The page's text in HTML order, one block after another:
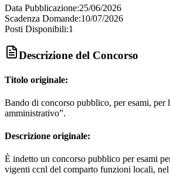
Data Pubblicazione:25/06/2026
Scadenza Domande:10/07/2026
Posti Disponibili:1
Descrizione del Concorso
Titolo originale:
Bando di concorso pubblico, per esami,
amministrativo”.
Descrizione originale:
È indetto un concorso pubblico per esami
vigenti ccnl del comparto funzioni locali,